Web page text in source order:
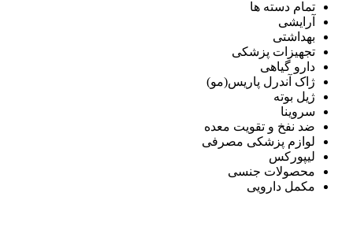
تمام دسته ها
آرایشی
بهداشتی
تجهیزات پزشکی
دارو گیاهی
ژاک آندرل پاریس(مو)
ژیل بوته
سروینا
ضد نفخ و تقویت معده
لوازم پزشکی مصرفی
لیپورکس
محصولات جنسی
مکمل دارویی